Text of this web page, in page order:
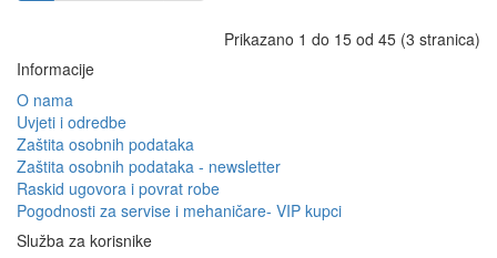
Prikazano 1 do 15 od 45 (3 stranica)
Informacije
O nama
Uvjeti i odredbe
Zaštita osobnih podataka
Zaštita osobnih podataka - newsletter
Raskid ugovora i povrat robe
Pogodnosti za servise i mehaničare- VIP kupci
Služba za korisnike